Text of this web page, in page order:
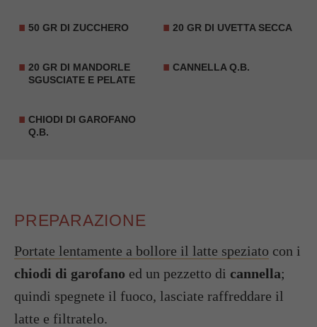
50 GR DI ZUCCHERO 20 GR DI UVETTA SECCA
20 GR DI MANDORLE
SGUSCIATE E PELATE
CANNELLA Q.B.
CHIODI DI GAROFANO
Q.B.
PREPARAZIONE
Portate lentamente a bollore il latte speziato con i
chiodi di garofano ed un pezzetto di cannella;
quindi spegnete il fuoco, lasciate raffreddare il
latte e filtratelo.